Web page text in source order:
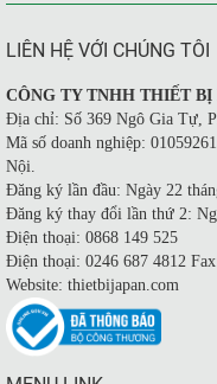
LIÊN HỆ VỚI CHÚNG TÔI
CÔNG TY TNHH THIẾT
Địa chỉ: Số 369 Ngô Gia Tự,
Mã số doanh nghiệp:
Nội.
Đăng ký lần đầu: Ngày 22
Đăng ký thay đổi lần thứ 2:
Điện thoại: 0868 149 525
Điện thoại: 0246 687 4812
Website: thietbijapan.com